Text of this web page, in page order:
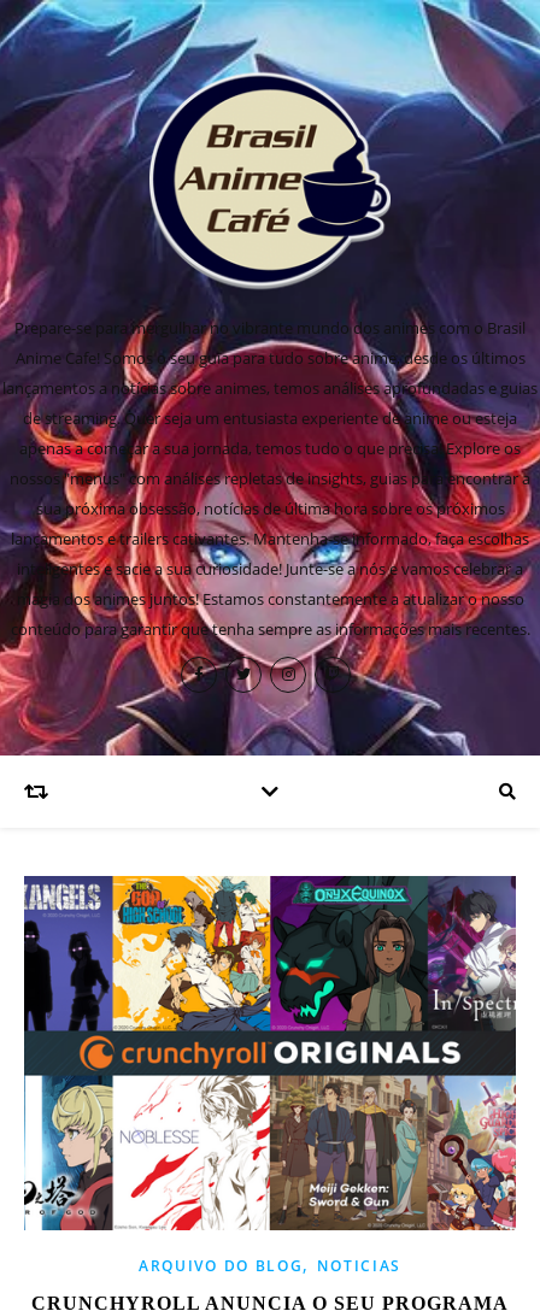
Prepare-se para mergulhar no vibrante mundo dos animes com o Brasil
Anime Cafe! Somos o seu guia para tudo sobre anime, desde os últimos
lançamentos a notícias sobre animes, temos análises aprofundadas e guias
de streaming. Quer seja um entusiasta experiente de anime ou esteja
apenas a começar a sua jornada, temos tudo o que precisa! Explore os
nossos "menus" com análises repletas de insights, guias para encontrar a
sua próxima obsessão, notícias de última hora sobre os próximos
lançamentos e trailers cativantes. Mantenha-se informado, faça escolhas
inteligentes e sacie a sua curiosidade! Junte-se a nós e vamos celebrar a
magia dos animes juntos! Estamos constantemente a atualizar o nosso
conteúdo para garantir que tenha sempre as informações mais recentes.
ARQUIVO DO BLOG, NOTICIAS
CRUNCHYROLL ANUNCIA O SEU PROGRAMA